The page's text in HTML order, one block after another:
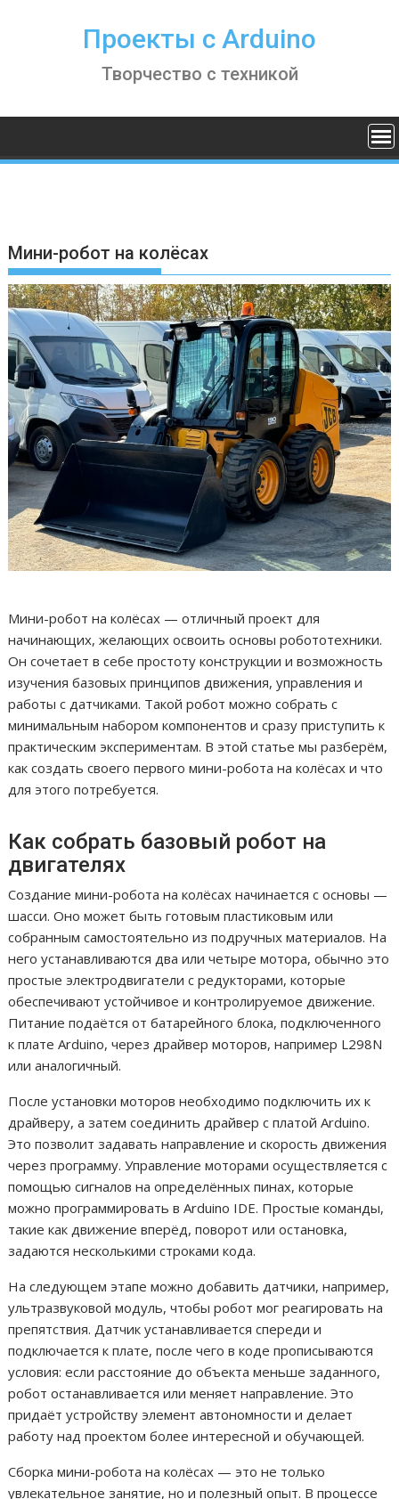
o
o
Проекты с Arduino
Творчество с техникой
Мини-робот на колёсах
Мини-робот на колёсах — отличный проект для
начинающих, желающих освоить основы робототехники.
Он сочетает в себе простоту конструкции и возможность
изучения базовых принципов движения, управления и
работы с датчиками. Такой робот можно собрать с
минимальным набором компонентов и сразу приступить к
практическим экспериментам. В этой статье мы разберём,
как создать своего первого мини-робота на колёсах и что
для этого потребуется.
Как собрать базовый робот на
двигателях
Создание мини-робота на колёсах начинается с основы —
шасси. Оно может быть готовым пластиковым или
собранным самостоятельно из подручных материалов. На
него устанавливаются два или четыре мотора, обычно это
простые электродвигатели с редукторами, которые
обеспечивают устойчивое и контролируемое движение.
Питание подаётся от батарейного блока, подключенного
к плате Arduino, через драйвер моторов, например L298N
или аналогичный.
После установки моторов необходимо подключить их к
драйверу, а затем соединить драйвер с платой Arduino.
Это позволит задавать направление и скорость движения
через программу. Управление моторами осуществляется с
помощью сигналов на определённых пинах, которые
можно программировать в Arduino IDE. Простые команды,
такие как движение вперёд, поворот или остановка,
задаются несколькими строками кода.
На следующем этапе можно добавить датчики, например,
ультразвуковой модуль, чтобы робот мог реагировать на
препятствия. Датчик устанавливается спереди и
подключается к плате, после чего в коде прописываются
условия: если расстояние до объекта меньше заданного,
робот останавливается или меняет направление. Это
придаёт устройству элемент автономности и делает
работу над проектом более интересной и обучающей.
Сборка мини-робота на колёсах — это не только
увлекательное занятие, но и полезный опыт. В процессе